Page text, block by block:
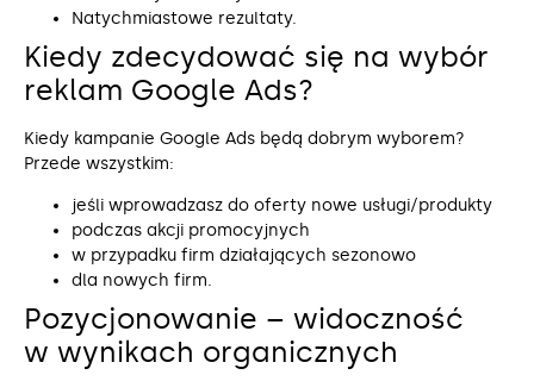
Natychmiastowe rezultaty.
Kiedy zdecydować się na wybór
reklam Google Ads?
Kiedy kampanie Google Ads będą dobrym wyborem?
Przede wszystkim:
jeśli wprowadzasz do oferty nowe usługi/produkty
podczas akcji promocyjnych
w przypadku firm działających sezonowo
dla nowych firm.
Pozycjonowanie – widoczność
w wynikach organicznych